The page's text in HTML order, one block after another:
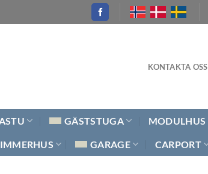
KONTAKTA OSS
GÄSTSTUGA MODULHUS
GARAGE CARPORT